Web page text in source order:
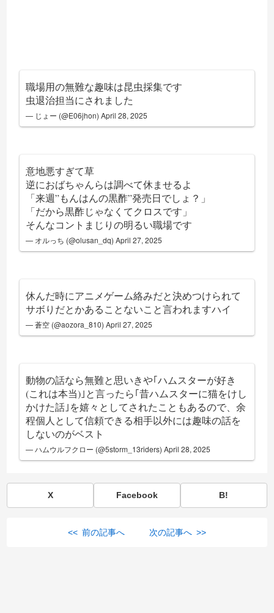
職場用の無難な趣味は昆虫採集です
虫退治担当にされました
— じょー (@E06jhon)April 28, 2025
意地悪すぎて草
逆におばちゃんらは調べて休ませるよ
「来週”もんはんの黒酢”発売日でしょ？」
「だから黒酢じゃなくてクロスです」
そんなコントまじりの明るい職場です
— オルっち (@olusan_dq)April 27, 2025
休んだ時にアニメゲーム絡みだと決めつけられて
サボりだとかあることないこと言われますハイ
— 蒼空 (@aozora_810)April 27, 2025
動物の話なら無難と思いきや｢ハムスターが好き
(これは本当)｣と言ったら｢昔ハムスターに猫をけし
かけた話｣を嬉々としてされたこともあるので、余
程個人として信頼できる相手以外には趣味の話を
しないのがベスト
— ハムウルフクロー (@5storm_13riders)April 28, 2025
X Facebook B!
<< 前の記事へ 次の記事へ >>